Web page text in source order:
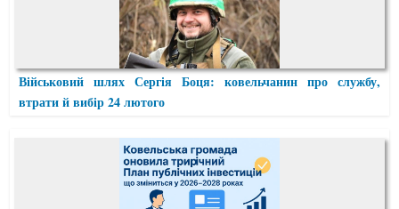
Військовий шлях Сергія Боця: ковельчанин про службу,
втрати й вибір 24 лютого